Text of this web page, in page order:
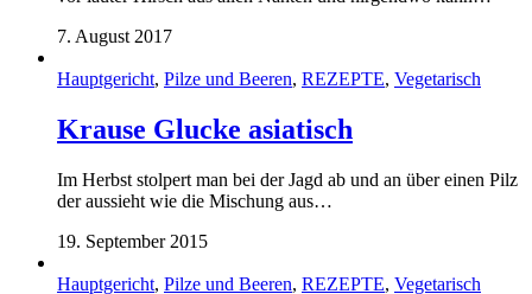
7. August 2017
Hauptgericht, Pilze und Beeren, REZEPTE, Vegetarisch
Krause Glucke asiatisch
Im Herbst stolpert man bei der Jagd ab und an über einen Pilz
der aussieht wie die Mischung aus…
19. September 2015
Hauptgericht, Pilze und Beeren, REZEPTE, Vegetarisch